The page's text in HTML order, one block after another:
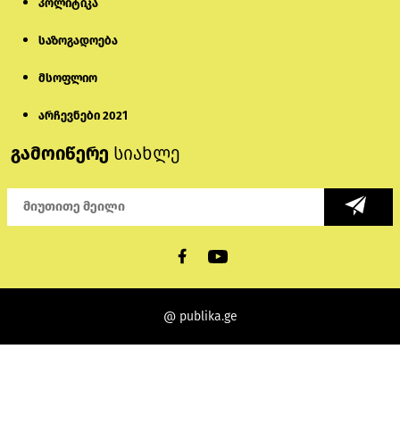
პოლიტიკა
საზოგადოება
მსოფლიო
არჩევნები 2021
გამოიწერე სიახლე
@ publika.ge